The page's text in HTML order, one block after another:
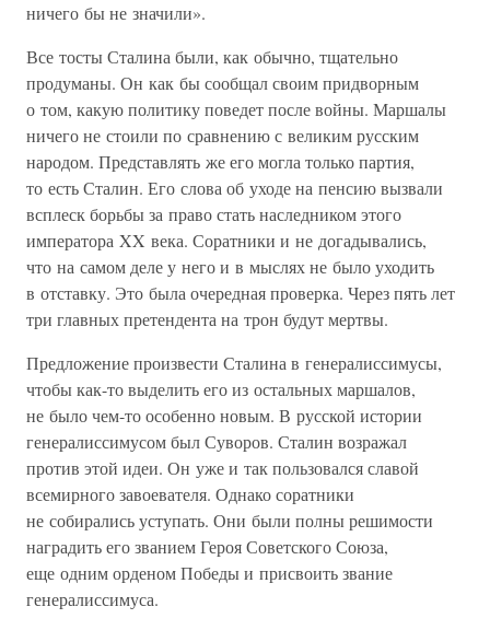
ничего бы не значили».
Все тосты Сталина были, как обычно, тщательно
продуманы. Он как бы сообщал своим придворным
о том, какую политику поведет после войны. Маршалы
ничего не стоили по сравнению с великим русским
народом. Представлять же его могла только партия,
то есть Сталин. Его слова об уходе на пенсию вызвали
всплеск борьбы за право стать наследником этого
императора XX века. Соратники и не догадывались,
что на самом деле у него и в мыслях не было уходить
в отставку. Это была очередная проверка. Через пять лет
три главных претендента на трон будут мертвы.
Предложение произвести Сталина в генералиссимусы,
чтобы как-то выделить его из остальных маршалов,
не было чем-то особенно новым. В русской истории
генералиссимусом был Суворов. Сталин возражал
против этой идеи. Он уже и так пользовался славой
всемирного завоевателя. Однако соратники
не собирались уступать. Они были полны решимости
наградить его званием Героя Советского Союза,
еще одним орденом Победы и присвоить звание
генералиссимуса.